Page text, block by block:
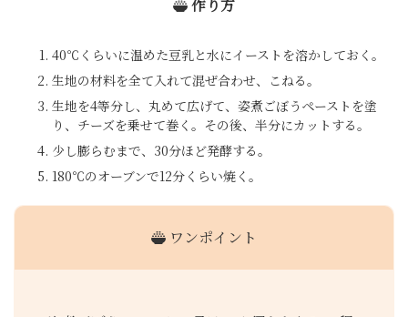
作り方
40℃くらいに温めた豆乳と水にイーストを溶かしておく。
生地の材料を全て入れて混ぜ合わせ、こねる。
生地を4等分し、丸めて広げて、姿煮ごぼうペーストを塗
り、チーズを乗せて巻く。その後、半分にカットする。
少し膨らむまで、30分ほど発酵する。
180℃のオーブンで12分くらい焼く。
ワンポイント